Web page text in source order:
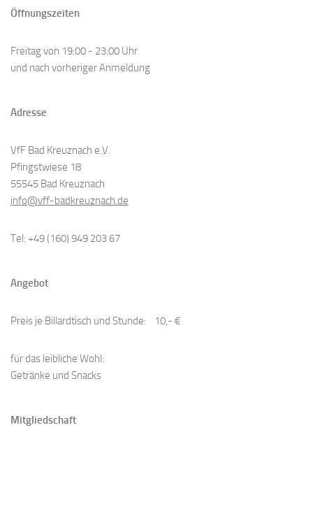
Öffnungszeiten
Freitag von 19:00 - 23:00 Uhr
und nach vorheriger Anmeldung
Adresse
VfF Bad Kreuznach e.V.
Pfingstwiese 18
55545 Bad Kreuznach
info@vff-badkreuznach.de
Tel: +49 (160) 949 203 67
Angebot
Preis je Billardtisch und Stunde: 10,- €
​für das leibliche Wohl:
Getränke und Snacks
Mitgliedschaft